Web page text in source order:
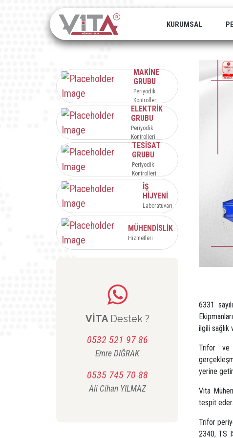
KURUMSAL
MAKİNE
GRUBU
Periyodik
Kontrolleri
ELEKTRİK
GRUBU
Periyodik
Kontrolleri
TESİSAT
GRUBU
Periyodik
Kontrolleri
İŞ
HİJYENİ
Laboratuvarı
MÜHENDİSLİK
Hizmetleri
VİTADestek ?
0532 521 97 86
Emre DIĞRAK
0535 745 70 88
Ali Cihan YILMAZ
6331
ilgili sağlık
Trifor ve
yerine
Vita
tespit
Trifor
2340, TS